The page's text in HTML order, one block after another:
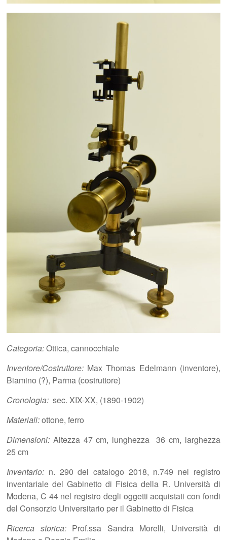
Categoria:Ottica, cannocchiale
Inventore/Costruttore: Max Thomas Edelmann (inventore),
Biamino (?), Parma (costruttore)
Cronologia: sec. XIX-XX, (1890-1902)
Materiali:ottone, ferro
Dimensioni: Altezza 47 cm, lunghezza 36 cm, larghezza
25 cm
Inventario: n. 290 del catalogo 2018, n.749 nel registro
inventariale del Gabinetto di Fisica della R. Università di
Modena, C 44 nel registro degli oggetti acquistati con fondi
del Consorzio Universitario per il Gabinetto di Fisica
Ricerca storica:Prof.ssa Sandra Morelli, Università di